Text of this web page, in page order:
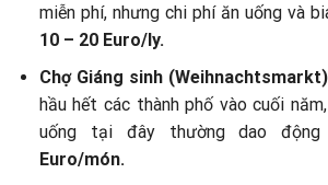
miễn phí, nhưng chi phí ăn uống và
10 – 20 Euro/ly.
Chợ Giáng sinh
hầu hết các thành phố vào cuối
uống tại đây thường dao động
Euro/món.